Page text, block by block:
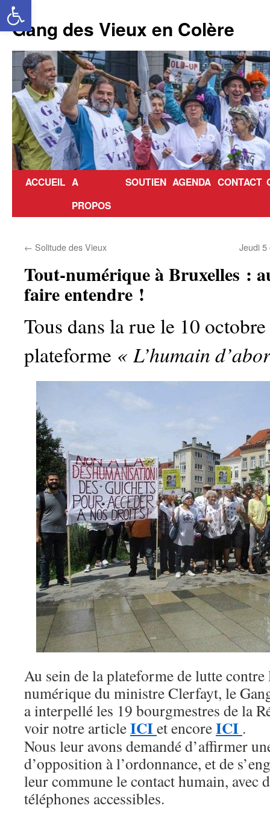
Aller
au
contenu
Gang des Vieux en Colère
ACCUEIL A
PROPOS
SOUTIEN AGENDA CONTACT
← Solitude des Vieux Jeudi
Tout-numérique à Bruxelles :
faire entendre !
Tous dans la rue le 10
plateforme « L’humain
Au sein de la plateforme de lutte
numérique du ministre Clerfayt, le
a interpellé les 19 bourgmestres de la
voir notre articleICIet encoreICI .
Nous leur avons demandé d’affirmer
d’opposition à l’ordonnance, et de
leur commune le contact humain, avec
téléphones accessibles.